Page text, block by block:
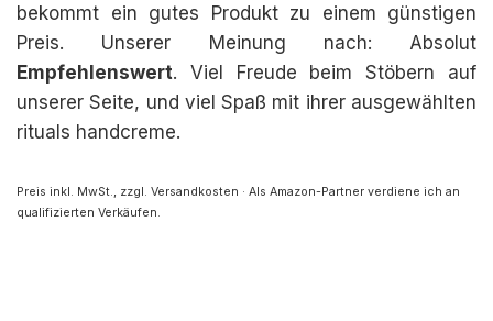
bekommt ein gutes Produkt zu einem günstigen
Preis. Unserer Meinung nach: Absolut
Empfehlenswert. Viel Freude beim Stöbern auf
unserer Seite, und viel Spaß mit ihrer ausgewählten
rituals handcreme.
Preis inkl. MwSt., zzgl. Versandkosten · Als Amazon-Partner verdiene ich an
qualifizierten Verkäufen.